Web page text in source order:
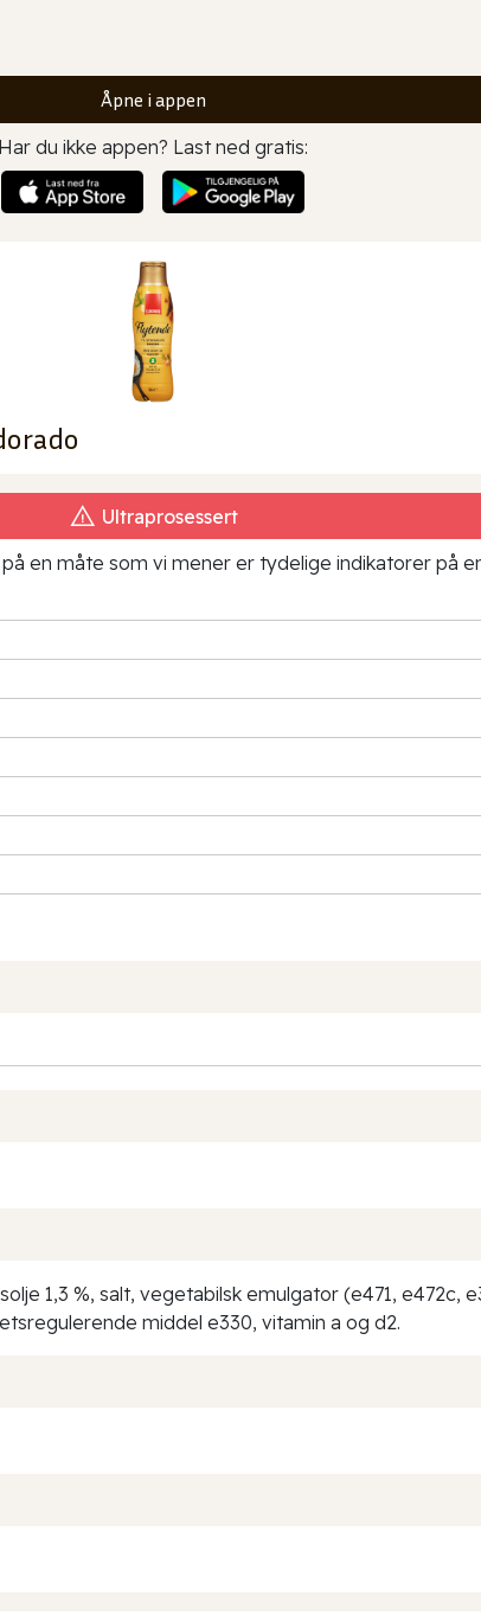
Åpne i appen
Har du ikke appen? Last ned gratis:
Ultraprosessert
en måte som vi mener er tydelige indikatorer på
1,3 %, salt, vegetabilsk emulgator (e471, e472c,
middel e330, vitamin a og d2.